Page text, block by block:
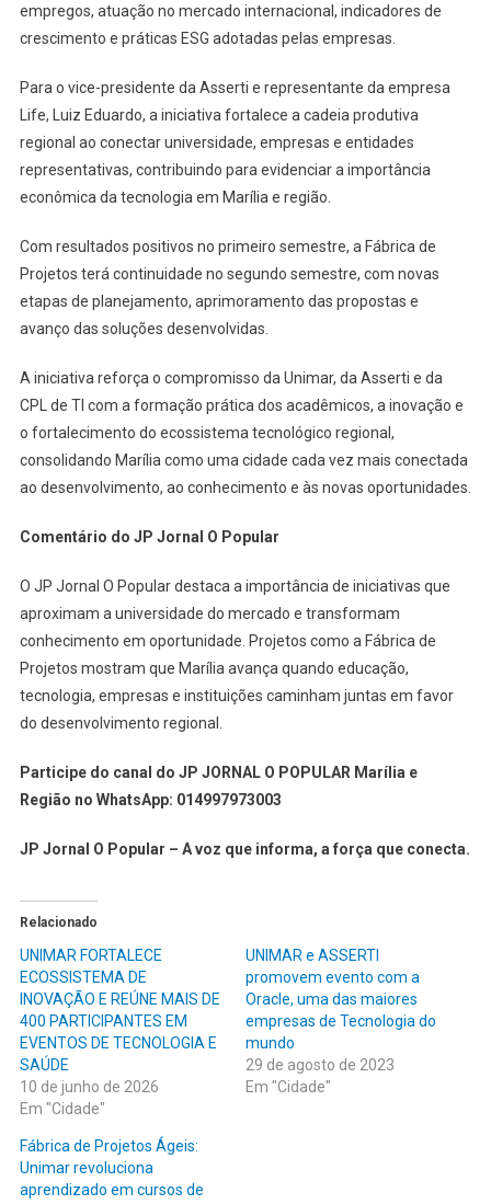
empregos, atuação no mercado internacional, indicadores de
crescimento e práticas ESG adotadas pelas empresas.
Para o vice-presidente da Asserti e representante da empresa
Life, Luiz Eduardo, a iniciativa fortalece a cadeia produtiva
regional ao conectar universidade, empresas e entidades
representativas, contribuindo para evidenciar a importância
econômica da tecnologia em Marília e região.
Com resultados positivos no primeiro semestre, a Fábrica de
Projetos terá continuidade no segundo semestre, com novas
etapas de planejamento, aprimoramento das propostas e
avanço das soluções desenvolvidas.
A iniciativa reforça o compromisso da Unimar, da Asserti e da
CPL de TI com a formação prática dos acadêmicos, a inovação e
o fortalecimento do ecossistema tecnológico regional,
consolidando Marília como uma cidade cada vez mais conectada
ao desenvolvimento, ao conhecimento e às novas oportunidades.
Comentário do JP Jornal O Popular
O JP Jornal O Popular destaca a importância de iniciativas que
aproximam a universidade do mercado e transformam
conhecimento em oportunidade. Projetos como a Fábrica de
Projetos mostram que Marília avança quando educação,
tecnologia, empresas e instituições caminham juntas em favor
do desenvolvimento regional.
Participe do canal do JP JORNAL O POPULAR Marília e
Região no WhatsApp: 014997973003
JP Jornal O Popular – A voz que informa, a força que conecta.
Relacionado
UNIMAR FORTALECE
ECOSSISTEMA DE
INOVAÇÃO E REÚNE MAIS DE
400 PARTICIPANTES EM
EVENTOS DE TECNOLOGIA E
SAÚDE
10 de junho de 2026
Em "Cidade"
UNIMAR e ASSERTI
promovem evento com a
Oracle, uma das maiores
empresas de Tecnologia do
mundo
29 de agosto de 2023
Em "Cidade"
Fábrica de Projetos Ágeis:
Unimar revoluciona
aprendizado em cursos de